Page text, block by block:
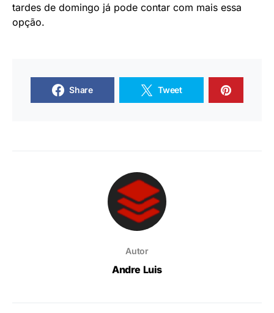
tardes de domingo já pode contar com mais essa
opção.
Share Tweet
Autor
Andre Luis